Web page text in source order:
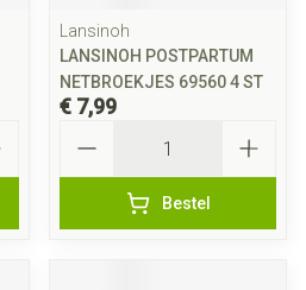
Lansinoh
LANSINOH POSTPARTUM
NETBROEKJES 69560 4 ST
€ 7,99
Bestel